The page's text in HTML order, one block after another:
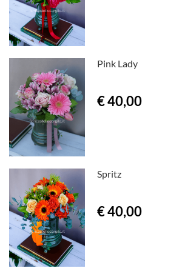
Pink Lady
€ 40,00
Spritz
€ 40,00